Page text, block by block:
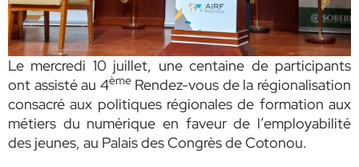
Le mercredi 10 juillet, une centaine de participants
ont assisté au 4èmeRendez-vous de la régionalisation
consacré aux politiques régionales de formation aux
métiers du numérique en faveur de l’employabilité
des jeunes, au Palais des Congrès de Cotonou.